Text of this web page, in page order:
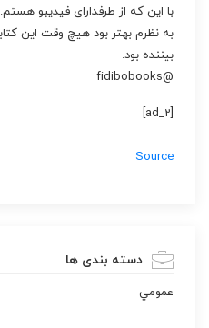
با این که از طرفدارای فیدیبو‌ هستم.
به نظرم بهتر بود هیچ وقت این
بیننده بود.
@fidibobooks
[ad_2]
Source
دسته بندی ها
عمومي